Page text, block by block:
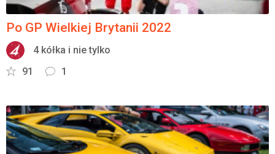
Po GP Wielkiej Brytanii 2022
4 kółka i nie tylko
91
1